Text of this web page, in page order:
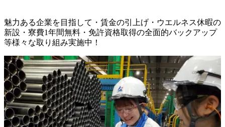
魅力ある企業を目指して・賃金の引上げ・ウエルネス休暇の
新設・寮費1年間無料・免許資格取得の全面的バックアップ